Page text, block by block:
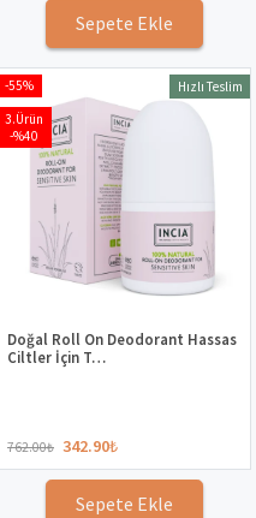
Sepete Ekle
-55%
3.Ürün
-%40
Hızlı Teslim
Doğal Roll On Deodorant Hassas
Ciltler İçin T…
762.00₺ 342.90₺
Sepete Ekle